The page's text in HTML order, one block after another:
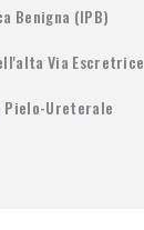
Benigna (IPB)
Via Escretrice
Pielo-Ureterale